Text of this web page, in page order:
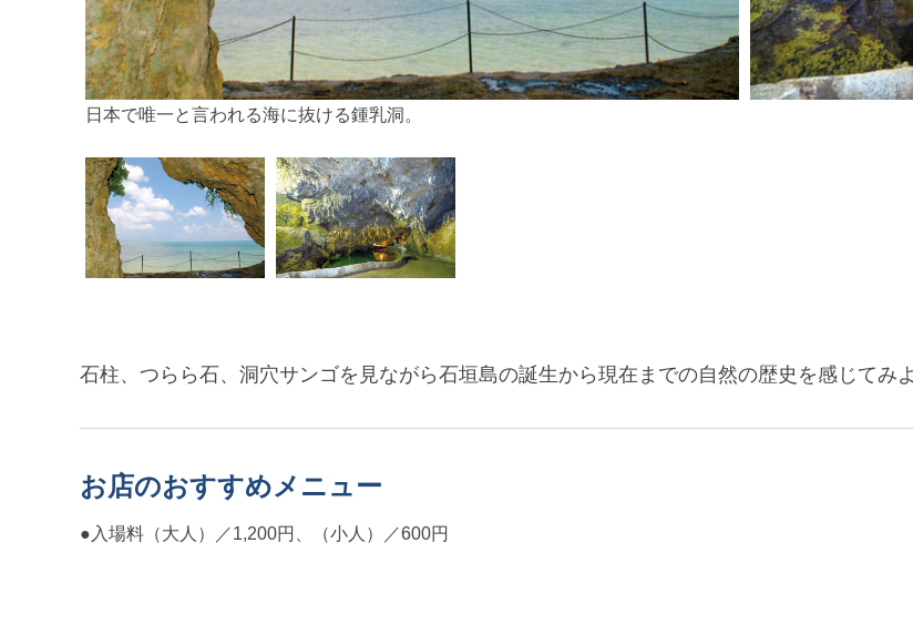
日本で唯一と言われる海に抜ける鍾乳洞。
石柱、つらら石、洞穴サンゴを見ながら石垣島の誕生から現在までの自然の歴史を感じてみ
お店のおすすめメニュー
●入場料（大人）／1,200円、（小人）／600円